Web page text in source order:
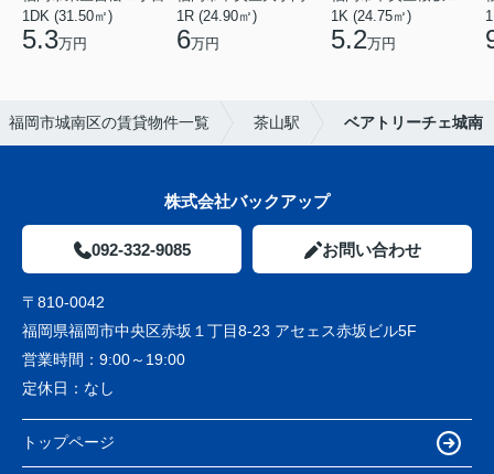
1DK (31.50㎡)
5.3万円
1R (24.90㎡)
6万円
1K (24.75㎡)
5.2万円
福岡市城南区の賃貸物件一覧 茶山駅 ベアトリーチェ城南
株式会社バックアップ
092-332-9085 お問い合わせ
〒810-0042
福岡県福岡市中央区赤坂１丁目8-23 アセェス赤坂ビル5F
営業時間： 9:00～19:00
定休日： なし
トップページ